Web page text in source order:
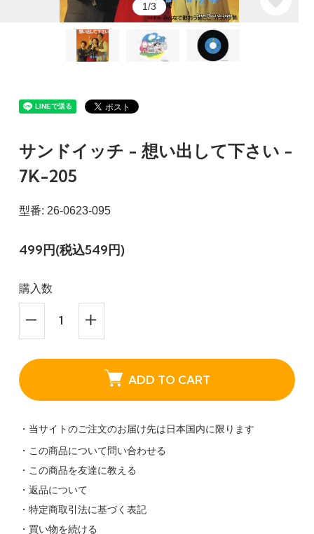
1/3
サンドイッチ - 想い出して下さい -
7K-205
型番: 26-0623-095
499円(税込549円)
購入数
ADD TO CART
・当サイトのご注文のお届け先は日本国内に限ります
・この商品について問い合わせる
・この商品を友達に教える
・返品について
・特定商取引法に基づく表記
・買い物を続ける